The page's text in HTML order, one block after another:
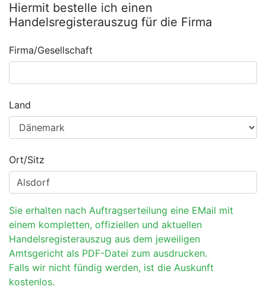
Hiermit bestelle ich einen
Handelsregisterauszug für die Firma
Firma/Gesellschaft
Land
Ort/Sitz
Sie erhalten nach Auftragserteilung eine EMail mit
einem kompletten, offiziellen und aktuellen
Handelsregisterauszug aus dem jeweiligen
Amtsgericht als PDF-Datei zum ausdrucken.
Falls wir nicht fündig werden, ist die Auskunft
kostenlos.